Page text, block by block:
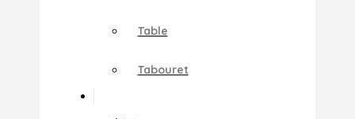
Table
Tabouret